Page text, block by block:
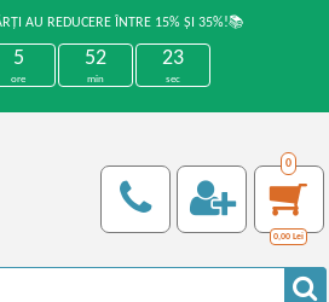
AU REDUCERE ÎNTRE 15% ȘI 35%!📚
5
ore
52
min
23
sec
0
0,00 Lei